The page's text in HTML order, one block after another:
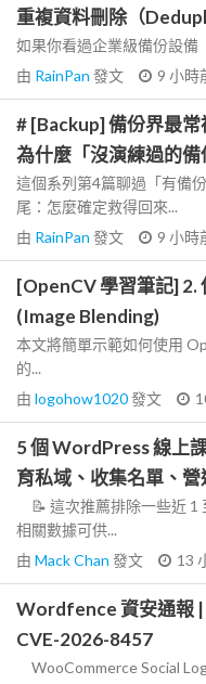
重複資料刪除（
如果你看過企業級備份設備
由 RainPan 發文 9 小時
# [Backup] 備份界最
為什麼「沒演練過的
這個系列第4篇聊過「有備
尾：怎麼確定救得回來...
由 RainPan 發文 9 小時
[OpenCV 學習筆記] 2.
(Image Blending)
本文將簡單示範如何使用
的...
由 logohow1020發文
5 個 WordPress 線上
育私域、收集名單、
📝 這次推薦排除一些近 1
相關數據可供...
由 Mack Chan 發文 13
Wordfence 資安通報
CVE-2026-8457
WooCommerce Social